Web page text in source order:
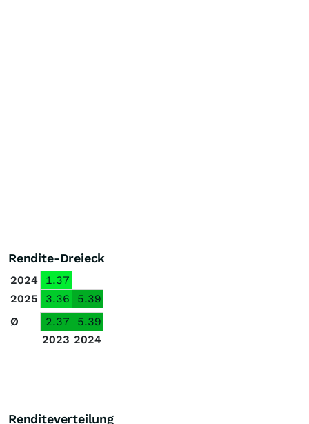
Rendite-Dreieck
2024
1.37
2025
3.36
5.39
Ø
2.37
5.39
2023 2024
Renditeverteilung